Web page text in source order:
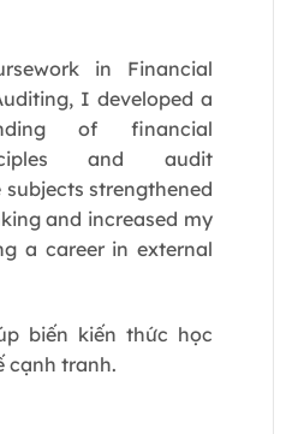
in Financial
I developed a
of financial
and audit
subjects strengthened
and increased my
a career in external
biến kiến thức học
cạnh tranh.